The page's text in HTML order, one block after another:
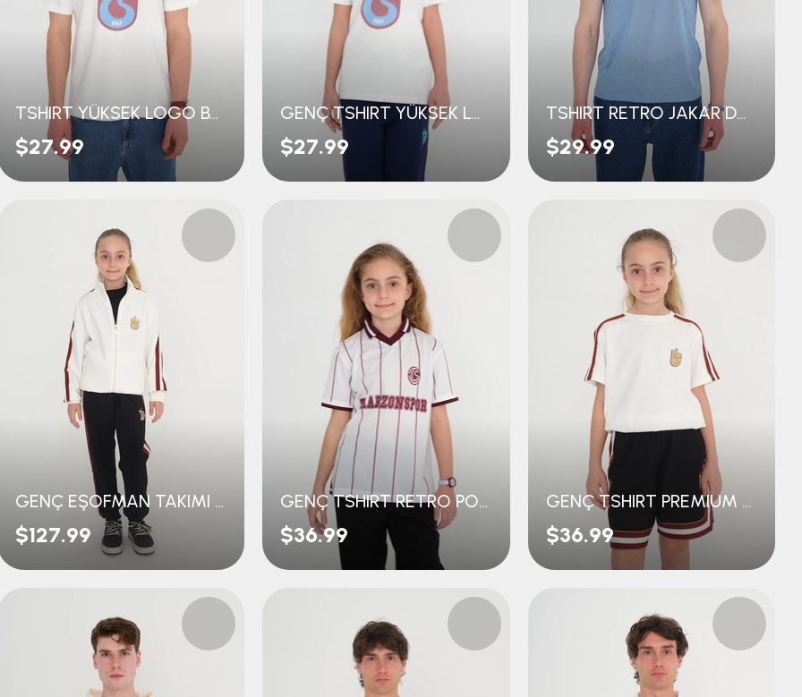
TSHIRT YÜKSEK LOGO BASKILI
$27.99
GENÇ TSHIRT YÜKSEK LOGO BASKI
$27.99
TSHIRT RETRO JAKAR DOKULU
$29.99
GENÇ EŞOFMAN TAKIMI PREMİUM
$127.99
GENÇ TSHIRT RETRO POLO YAKA
$36.99
GENÇ TSHIRT PREMIUM GOLD LOGOLU
$36.99